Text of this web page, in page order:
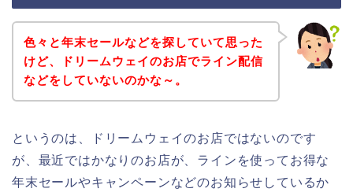
色々と年末セールなどを探していて思った
けど、ドリームウェイのお店でライン配信
などをしていないのかな～。
というのは、ドリームウェイのお店ではないのです
が、最近ではかなりのお店が、ラインを使ってお得な
年末セールやキャンペーンなどのお知らせしているか